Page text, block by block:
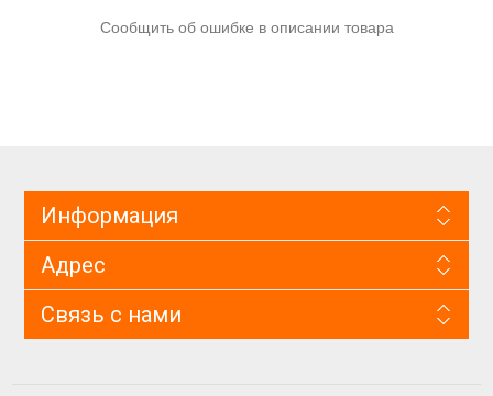
Сообщить об ошибке в описании товара
Информация
Адрес
Связь с нами